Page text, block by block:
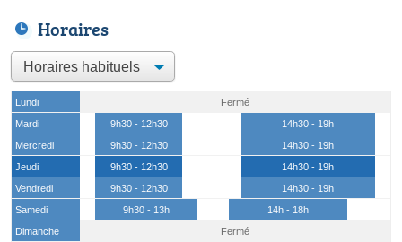
Horaires
Lundi
Fermé
Mardi
9h30 - 12h30
14h30 - 19h
Mercredi
9h30 - 12h30
14h30 - 19h
Jeudi
9h30 - 12h30
14h30 - 19h
Vendredi
9h30 - 12h30
14h30 - 19h
Samedi
9h30 - 13h
14h - 18h
Dimanche
Fermé